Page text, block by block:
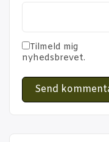
Tilmeld mig
nyhedsbrevet.